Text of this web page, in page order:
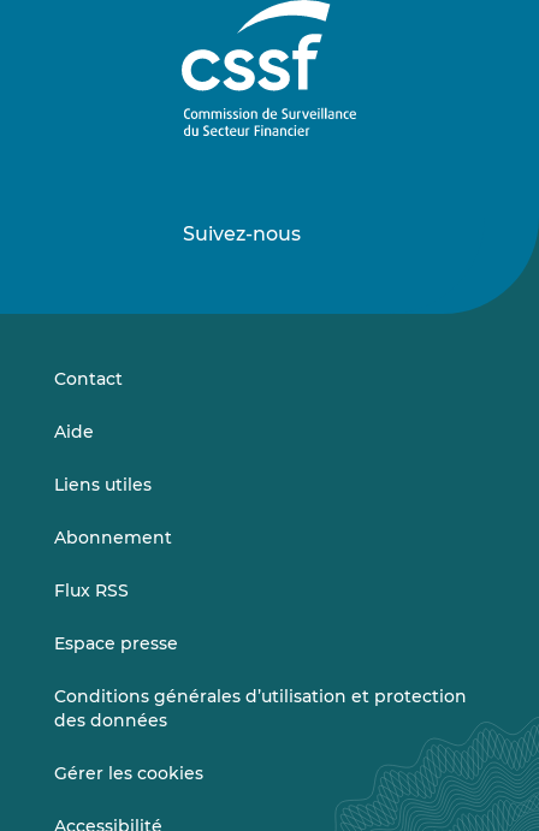
Suivez-nous
sursur
Contact
Aide
Liens utiles
Abonnement
Flux RSS
Espace presse
Conditions générales d’utilisation et protection
des données
Gérer les cookies
Accessibilité